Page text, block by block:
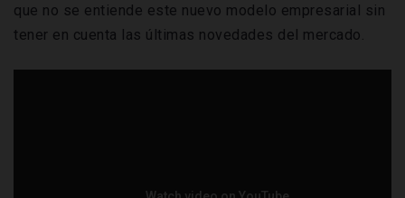
que no se entiende este nuevo modelo empresarial sin
tener en cuenta las últimas novedades del mercado.